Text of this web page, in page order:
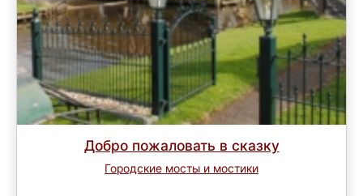
Добро пожаловать в сказку
Городские мосты и мостики